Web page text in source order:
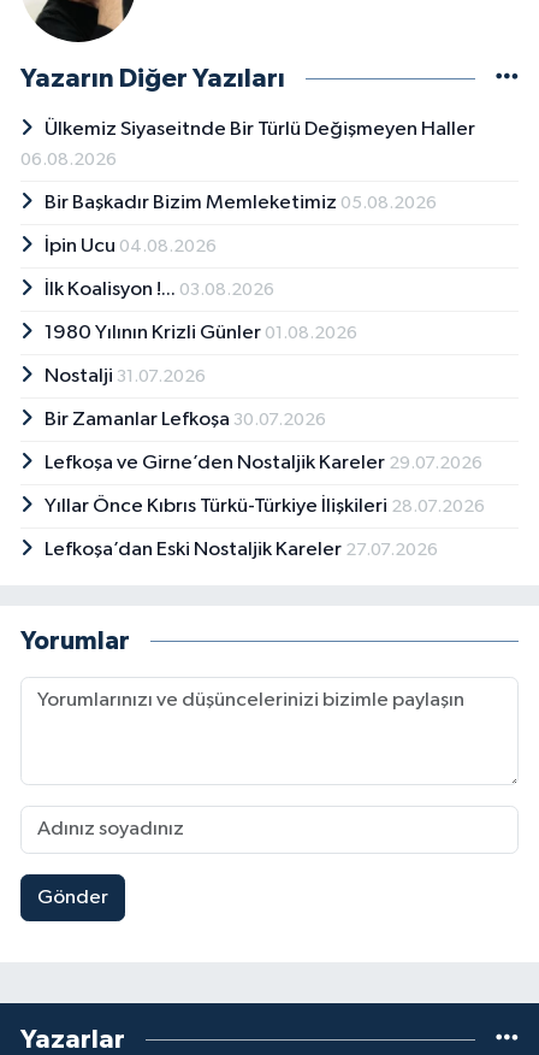
Yazarın Diğer Yazıları
Ülkemiz Siyaseitnde Bir Türlü Değişmeyen Haller
06.08.2026
Bir Başkadır Bizim Memleketimiz 05.08.2026
İpin Ucu 04.08.2026
İlk Koalisyon !... 03.08.2026
1980 Yılının Krizli Günler 01.08.2026
Nostalji 31.07.2026
Bir Zamanlar Lefkoşa 30.07.2026
Lefkoşa ve Girne’den Nostaljik Kareler 29.07.2026
Yıllar Önce Kıbrıs Türkü-Türkiye İlişkileri 28.07.2026
Lefkoşa’dan Eski Nostaljik Kareler 27.07.2026
Yorumlar
Gönder
Yazarlar